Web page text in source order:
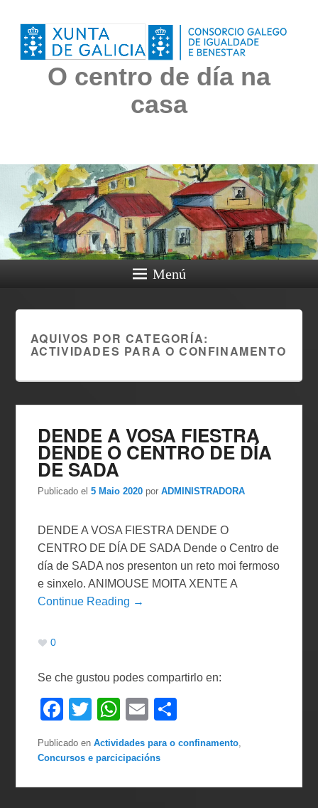
O centro de día na
casa
Menú
AQUIVOS POR CATEGORÍA:
ACTIVIDADES PARA O CONFINAMENTO
DENDE A VOSA FIESTRA
DENDE O CENTRO DE DÍA
DE SADA
Publicado el5 Maio 2020 porADMINISTRADORA
DENDE A VOSA FIESTRA DENDE O
CENTRO DE DÍA DE SADA Dende o Centro de
día de SADA nos presenton un reto moi fermoso
e sinxelo. ANIMOUSE MOITA XENTE A
Continue Reading →
0
Se che gustou podes compartirlo en:
F
c
T
tt
W
at
E
ail m
Publicado en Actividades para o confinamento
Concursos e parcicipacións